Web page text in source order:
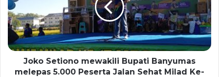
Joko Setiono mewakili Bupati Banyumas
melepas 5.000 Peserta Jalan Sehat Milad Ke-